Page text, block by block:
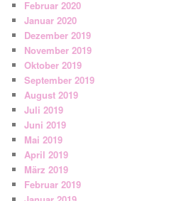
Februar 2020
Januar 2020
Dezember 2019
November 2019
Oktober 2019
September 2019
August 2019
Juli 2019
Juni 2019
Mai 2019
April 2019
März 2019
Februar 2019